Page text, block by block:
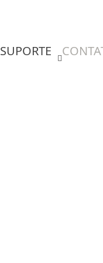
SUPORTE